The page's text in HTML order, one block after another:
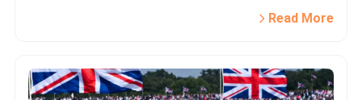
Read More